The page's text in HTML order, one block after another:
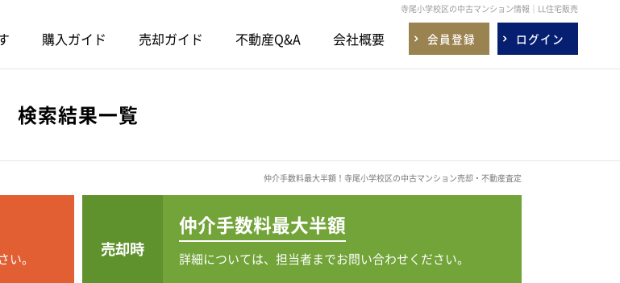
寺尾小学校区の中古マンション情報｜LL住宅販売
購入ガイド 売却ガイド 不動産Q&A 会社概要 会員登録 ログイン
検索結果一覧
仲介手数料最大半額！寺尾小学校区の中古マンション売却・不動産査定
。
売却時
仲介手数料最大半額
詳細については、担当者までお問い合わせください。